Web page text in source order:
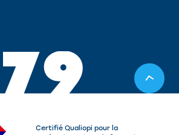
79
Certifié Qualiopi pour la